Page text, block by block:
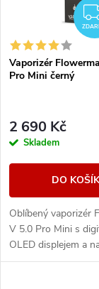
í
p
r
o
u
k
s
p
r
o
d
u
k
Vaporizér
Pro Mini černý
2 690 Kč
Skladem
DO
Oblíbený vaporizér
V 5.0 Pro Mini s
OLED displejem a
teploty. Vaporizér